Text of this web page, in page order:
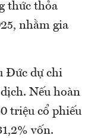
thức thỏa
nhằm gia
Đức dự chi
Nếu hoàn
triệu cổ phiếu
vốn.